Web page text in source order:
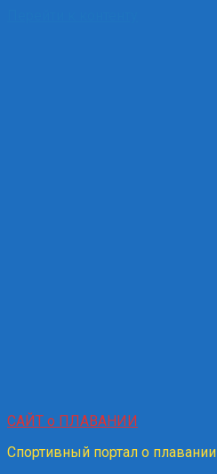
САЙТ о ПЛАВАНИИ
Спортивный портал о плавании